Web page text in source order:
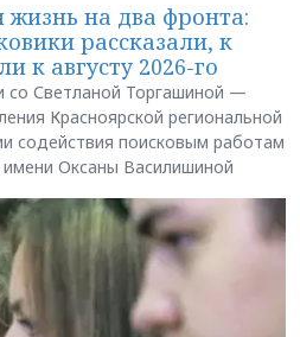
на два фронта:
рассказали, к
к августу 2026-го
со Светланой Торгашиной —
Красноярской региональной
содействия поисковым работам
Оксаны Василишиной